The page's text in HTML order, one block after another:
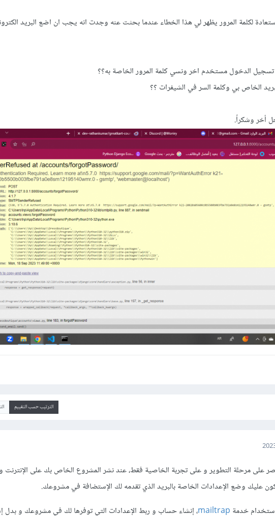
لكلمة المرور يظهر لي هذا الخطاء عندما بحثت عنه وجدت انه يجب ان اضع البريد
الدخول مستخدم اخر ونسي كلمة المرور الخاصة به؟؟
الخاص بي وكلمة السر في الشيفرات ؟؟
أخر وشكراً.
الترتيب حسب التقييم
على مرحلة التطوير و على تجربة الخاصية فقط، عند نشر المشروع الخاص بك على
عليك وضع الإعدادات الخاصة بالبريد الذي تقدمه لك الإستضافة في مشروعك.
خدمة mailtrap، إنشاء حساب و ربط الإعدادات التي توفرها لك في مشروعك و بدل